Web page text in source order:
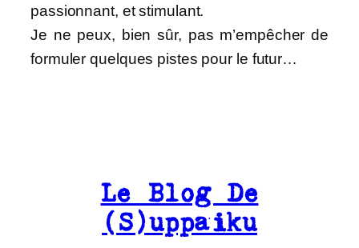
passionnant, et stimulant.
Je ne peux, bien sûr, pas m’empêcher de
formuler quelques pistes pour le futur…
Le Blog De
(S)uppaiku